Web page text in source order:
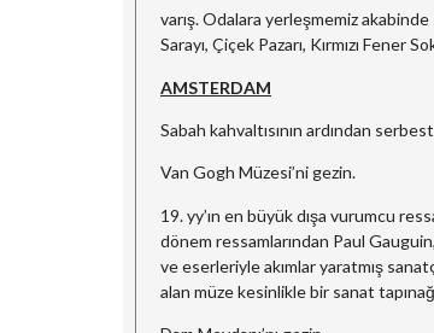
varış. Odalara yerleşmemiz
Sarayı, Çiçek Pazarı, Kırmızı Fener
AMSTERDAM
Sabah kahvaltısının ardından
Van Gogh Müzesi’ni gezin.
19. yy’ın en büyük dışa vurumcu
dönem ressamlarından Paul
ve eserleriyle akımlar yaratmış
alan müze kesinlikle bir sanat